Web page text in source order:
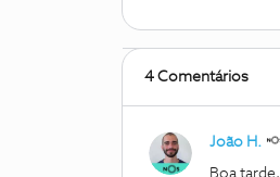
4 Comentários
João H.
Boa tarde,